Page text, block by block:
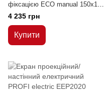
фіксацією ЕСО manual 150x150
см (EMPR1515ECO)
4 235 грн
Купити